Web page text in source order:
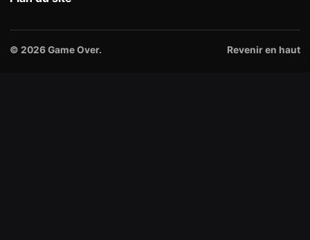
© 2026 Game Over. Revenir en haut